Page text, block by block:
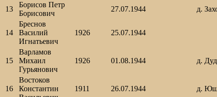
13
Борисов Петр
Борисович
27.07.1944 д.
14
Бреснов
Василий
Игнатьевич
1926 25.07.1944
15
Варламов
Михаил
Гурьянович
1926 01.08.1944 д.
16
Востоков
Константин
1911 26.07.1944 д.